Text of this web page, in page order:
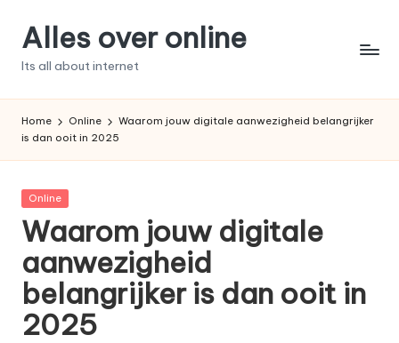
SkipAlles over online
Its all about internet
Home Online
Waarom jouw digitale aanwezigheid belangrijker
is dan ooit in 2025
Posted
Online
Waarom jouw digitale
aanwezigheid
belangrijker is dan ooit in
2025